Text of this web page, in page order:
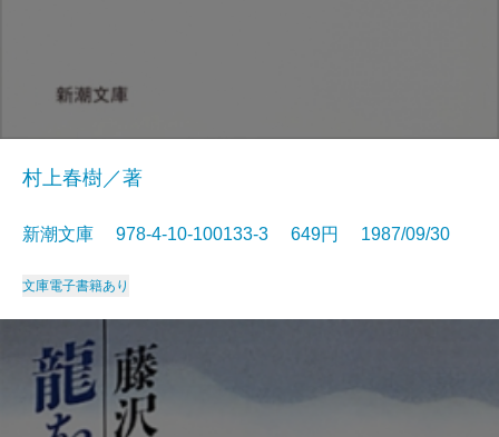
村上春樹／著
新潮文庫 978-4-10-100133-3 649円 1987/09/30
文庫電子書籍あり